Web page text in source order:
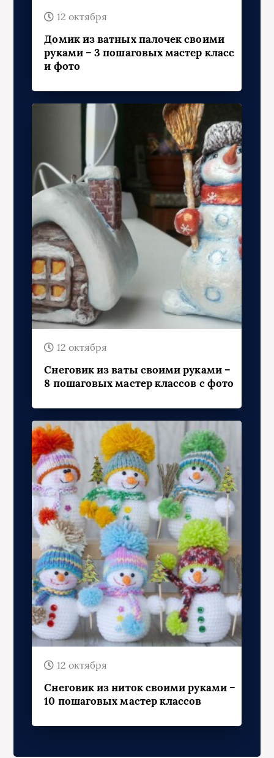
12 октября
Домик из ватных палочек своими
руками – 3 пошаговых мастер класс
и фото
12 октября
Снеговик из ваты своими руками –
8 пошаговых мастер классов с фото
12 октября
Снеговик из ниток своими руками –
10 пошаговых мастер классов